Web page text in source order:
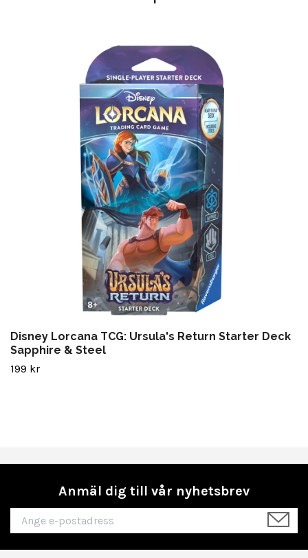
Disney Lorcana TCG: Ursula's Return Starter Deck
Sapphire & Steel
199 kr
Anmäl dig till vår nyhetsbrev